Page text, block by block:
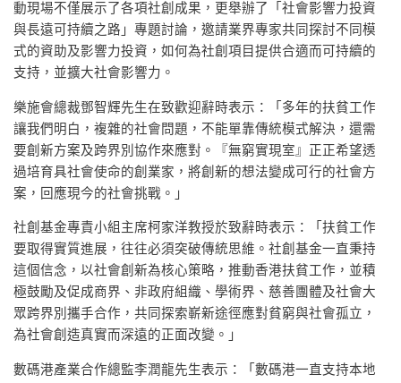
動現場不僅展示了各項社創成果，更舉辦了「社會影響力投資
與長遠可持續之路」專題討論，邀請業界專家共同探討不同模
式的資助及影響力投資，如何為社創項目提供合適而可持續的
支持，並擴大社會影響力。
樂施會總裁鄧智輝先生在致歡迎辭時表示：「多年的扶貧工作
讓我們明白，複雜的社會問題，不能單靠傳統模式解決，還需
要創新方案及跨界別協作來應對。『無窮實現室』正正希望透
過培育具社會使命的創業家，將創新的想法變成可行的社會方
案，回應現今的社會挑戰。」
社創基金專責小組主席柯家洋教授於致辭時表示：「扶貧工作
要取得實質進展，往往必須突破傳統思維。社創基金一直秉持
這個信念，以社會創新為核心策略，推動香港扶貧工作，並積
極鼓勵及促成商界、非政府組織、學術界、慈善團體及社會大
眾跨界別攜手合作，共同探索嶄新途徑應對貧窮與社會孤立，
為社會創造真實而深遠的正面改變。」
數碼港產業合作總監李潤龍先生表示：「數碼港一直支持本地